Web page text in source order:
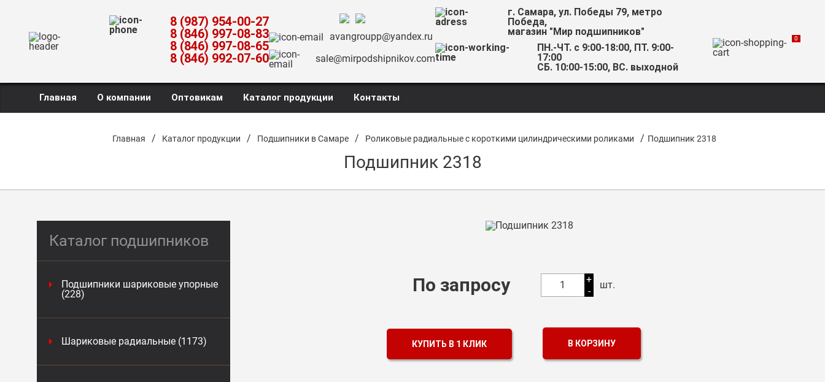
8 (987) 954-00-27
8 (846) 997-08-83
8 (846) 997-08-65
8 (846) 992-07-60
avangroupp@yandex.ru
sale@mirpodshipnikov.com
г. Самара, ул. Победы 79, метро
Победа,
магазин "Мир подшипников"
ПН.-ЧТ. с 9:00-18:00, ПТ. 9:00-
17:00
СБ. 10:00-15:00, ВС. выходной
0
Главная О компании Оптовикам Каталог продукции Контакты
Главная / Каталог продукции / Подшипники в Самаре / Роликовые радиальные с короткими цилиндрическими роликами / Подшипник 2318
Подшипник 2318
Каталог подшипников
Подшипники шариковые упорные
(228)
Шариковые радиальные (1173)
По запросу 1
+
-
шт.
КУПИТЬ В 1 КЛИК В КОРЗИНУ